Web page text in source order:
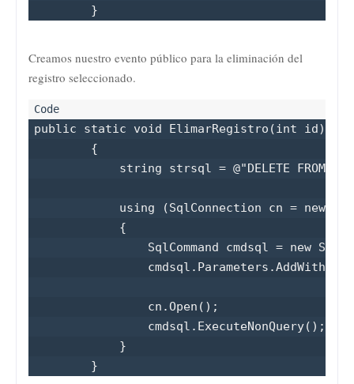
        }
Creamos nuestro evento público para la eliminación del
registro seleccionado.
public static void ElimarRegistro(int id)
        {
string strsql = @"DELETE FROM
using (SqlConnection cn = new
            {
SqlCommand cmdsql = new
                cn.Open();
                cmdsql.ExecuteNonQuery();
            }
        }